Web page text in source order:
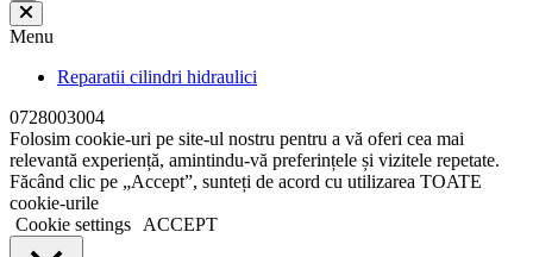
Menu
Reparatii cilindri hidraulici
0728003004
Folosim cookie-uri pe site-ul nostru pentru a vă oferi cea mai
relevantă experiență, amintindu-vă preferințele și vizitele repetate.
Făcând clic pe „Accept”, sunteți de acord cu utilizarea TOATE
cookie-urile
Cookie settings
ACCEPT